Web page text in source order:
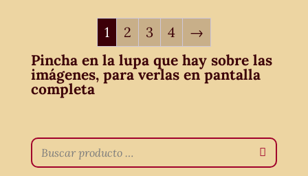
1 2 3 4 →
Pincha en la lupa que hay sobre las
imágenes, para verlas en pantalla
completa